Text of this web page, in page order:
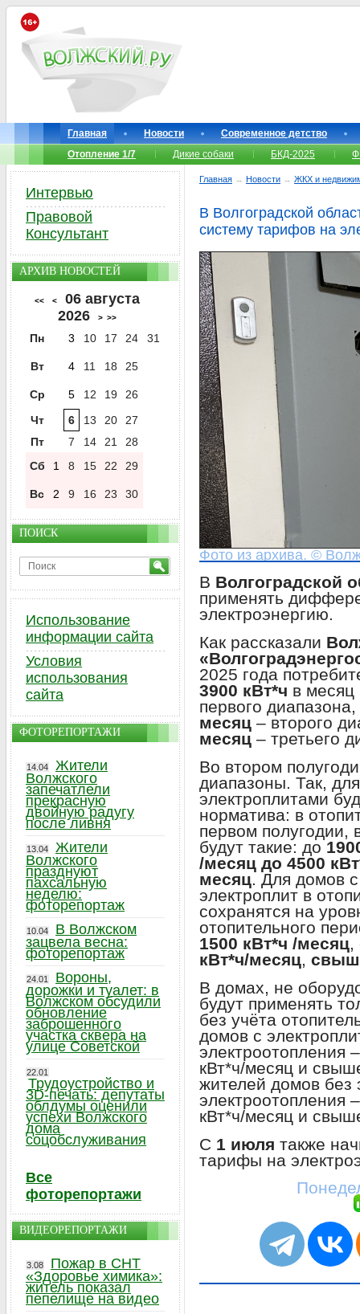
Главная Новости
Современное детство
Отопление 1/7
Дикие собаки БКД-2025
Главная → Новости → ЖКХ и
В Волгоградской
систему тарифов на
Фото из архива. ©
В Волгоградской
применять
электроэнергию.
Как рассказали
2025 года
3900 кВт*ч в месяц
первого
месяц – второго
месяц – третьего
Во втором
диапазоны. Так,
электроплитами
норматива: в
первом полугодии,
будут такие: до
/месяц до 4500
месяц. Для домов
электроплит в
сохранятся на
отопительного
1500 кВт*ч /месяц,
кВт*ч/месяц,
В домах, не
будут применять
без учёта
домов с
электроотопления
кВт*ч/месяц и
жителей домов без
электроотопления
кВт*ч/месяц и
С 1 июля также
тарифы на
Интервью
Правовой
Консультант
АРХИВ НОВОСТЕЙ
<< <
06 августа
2026
> >>
Пн 3 10 17 24 31
Вт 4 11 18 25
Ср 5 12 19
26
Чт
6 13 20
27
Пт
7 14 21
28
Сб
1 8 15 22 29
Вс 2 9 16 23 30
ПОИСК
Использование
информации сайта
Условия
использования
сайта
ФОТОРЕПОРТАЖИ
14.04
Жители
Волжского
запечатлели
прекрасную
двойную радугу
после ливня
13.04
Жители
Волжского
празднуют
пахсальную
неделю:
фоторепортаж
10.04
В Волжском
зацвела весна:
фоторепортаж
24.01
Вороны,
дорожки и туалет: в
Волжском обсудили
обновление
заброшенного
участка сквера на
улице Советской
22.01
Трудоустройство и
3D-печать: депутаты
облдумы оценили
успехи Волжского
дома
соцобслуживания
Все
фоторепортажи
ВИДЕОРЕПОРТАЖИ
3.08
Пожар в СНТ
«Здоровье химика»:
житель показал
пепелище на видео